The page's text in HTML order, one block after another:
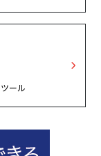
ール